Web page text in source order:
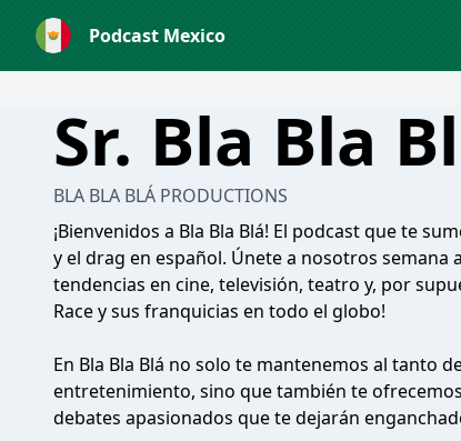
Podcast Mexico
Sr. Bla Bla
BLA BLA BLÁ PRODUCTIONS
¡Bienvenidos a Bla Bla Blá! El podcast que te
y el drag en español. Únete a nosotros
tendencias en cine, televisión, teatro y, por
Race y sus franquicias en todo el globo!
En Bla Bla Blá no solo te mantenemos al tanto
entretenimiento, sino que también te
debates apasionados que te dejarán